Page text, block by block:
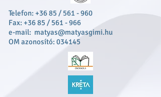
Telefon: +36 85 / 561 - 960
Fax: +36 85 / 561 - 966
e-mail: matyas@matyasgimi.hu
OM azonosító: 034145